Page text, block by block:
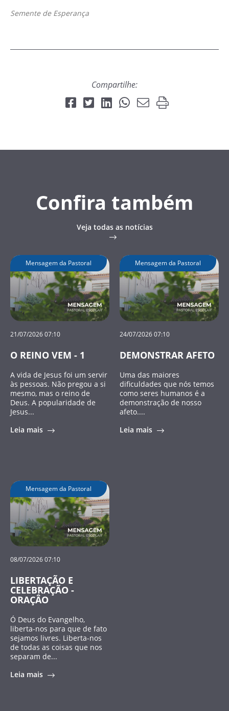
Semente de Esperança
Compartilhe:
Confira também
Veja todas as notícias
Mensagem da Pastoral
21/07/2026 07:10
O REINO VEM - 1
A vida de Jesus foi um servir
às pessoas. Não pregou a si
mesmo, mas o reino de
Deus. A popularidade de
Jesus...
Leia mais
Mensagem da Pastoral
24/07/2026 07:10
DEMONSTRAR AFETO
Uma das maiores
dificuldades que nós temos
como seres humanos é a
demonstração de nosso
afeto....
Leia mais
Mensagem da Pastoral
08/07/2026 07:10
LIBERTAÇÃO E
CELEBRAÇÃO -
ORAÇÂO
Ó Deus do Evangelho,
liberta-nos para que de fato
sejamos livres. Liberta-nos
de todas as coisas que nos
separam de...
Leia mais